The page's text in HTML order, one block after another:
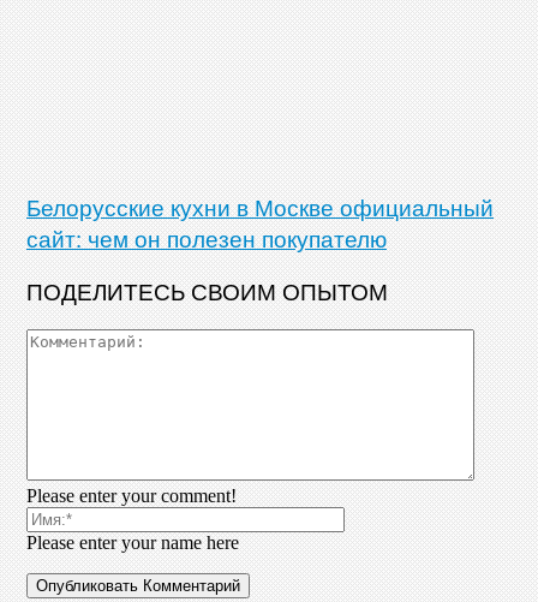
Белорусские кухни в Москве официальный
сайт: чем он полезен покупателю
ПОДЕЛИТЕСЬ СВОИМ ОПЫТОМ
Please enter your comment!
Please enter your name here